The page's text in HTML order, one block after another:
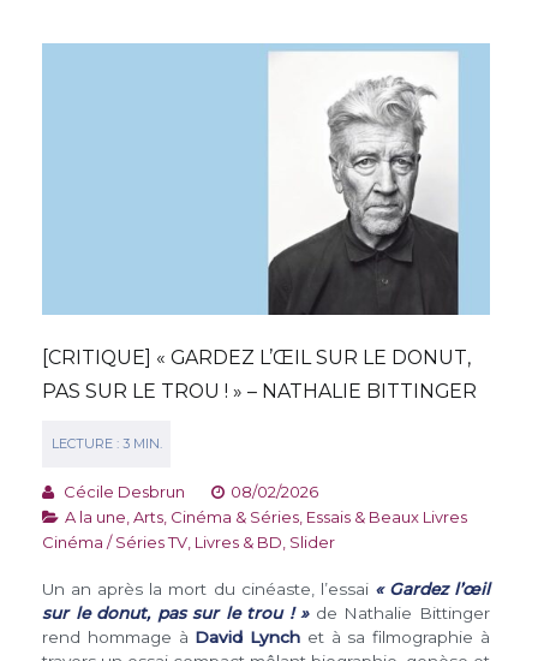
[CRITIQUE] « GARDEZ L’ŒIL SUR LE DONUT,
PAS SUR LE TROU ! » – NATHALIE BITTINGER
Cécile Desbrun
08/02/2026
A la une Arts, Cinéma & Séries Essais & Beaux Livres
Cinéma / Séries TV Livres & BD Slider
Un an après la mort du cinéaste, l’essai « Gardez l’œil
sur le donut, pas sur le trou ! » de Nathalie Bittinger
rend hommage à David Lynch et à sa filmographie à